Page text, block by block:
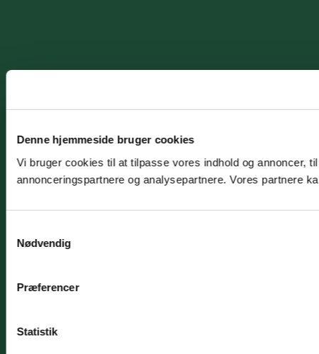
Denne hjemmeside bruger cookies
Vi bruger cookies til at tilpasse vores indhold og annoncer,
annonceringspartnere og analysepartnere. Vores partnere
Nødvendig
Præferencer
Statistik